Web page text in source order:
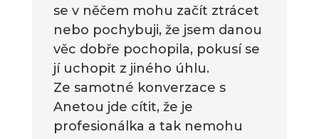
se v něčem mohu začít ztrácet
nebo pochybuji, že jsem danou
věc dobře pochopila, pokusí se
jí uchopit z jiného úhlu.
Ze samotné konverzace s
Anetou jde cítit, že je
profesionálka a tak nemohu